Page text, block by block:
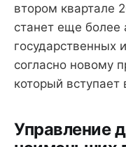
втором квартале
станет еще более
государственных
согласно новому
который вступает
Управление